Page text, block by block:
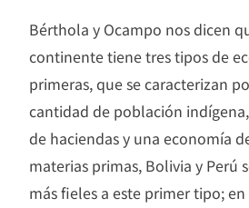
Bérthola y Ocampo nos dicen
continente tiene tres tipos de
primeras, que se caracterizan
cantidad de población
de haciendas y una economía
materias primas, Bolivia y Perú
más fieles a este primer tipo;